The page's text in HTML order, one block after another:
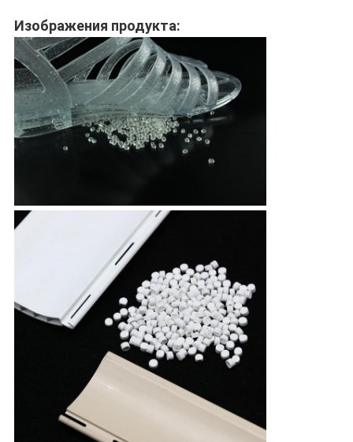
Изображения продукта: